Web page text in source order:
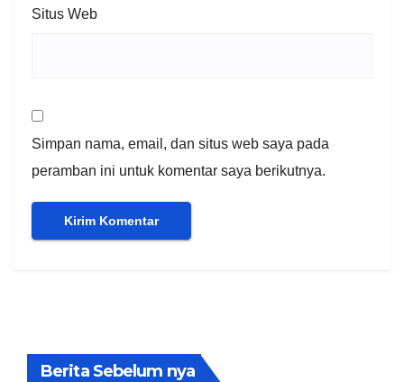
Situs Web
Simpan nama, email, dan situs web saya pada
peramban ini untuk komentar saya berikutnya.
Berita Sebelum nya